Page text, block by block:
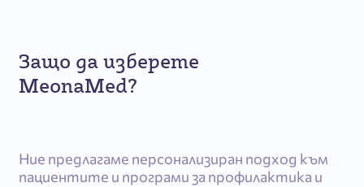
Защо да изберете
MeonaMed?
Ние предлагаме персонализиран подход към
пациентите и програми за профилактика и